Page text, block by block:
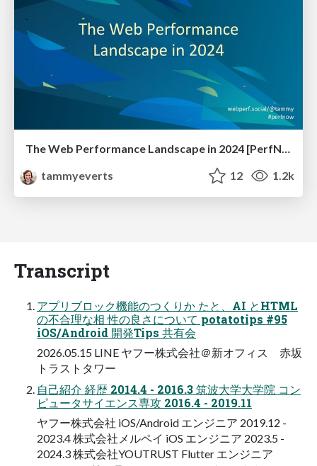
tammyeverts
12 1.2k
Transcript
アプリブロック機能のつくりか たと、AI とHTML
の不合理な相 性の良さについて potatotips #95
iOS/Android 開発Tips 共有会
2026.05.15 LINE ヤフー株式会社＠新オフィス 赤坂
トラストタワー
自己紹介 経歴 2014.4 - 2016.3 筑波大学大学院 コン
ピュータサイエンス専攻 2016.4 - 2019.11
ヤフー株式会社 iOS/Android エンジニア 2019.12 -
2023.4 株式会社メルペイ iOS エンジニア 2023.5 -
2024.3 株式会社YOUTRUST Flutter エンジニア